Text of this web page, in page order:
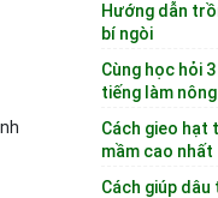
Hướng dẫn
bí ngòi
Cùng học hỏi
tiếng làm
Cách gieo hạt
mầm cao nhất
Cách giúp dâu